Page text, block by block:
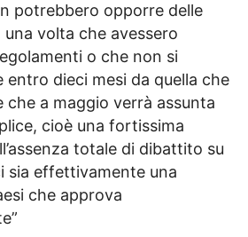
potrebbero opporre delle
volta che avessero
o che non si
dieci mesi da quella che
che a maggio verrà assunta
cioè una fortissima
totale di dibattito su
sia effettivamente una
che approva